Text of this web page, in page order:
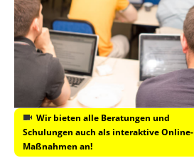
Wir bieten alle Beratungen und
Schulungen auch als interaktive Online-
Maßnahmen an!